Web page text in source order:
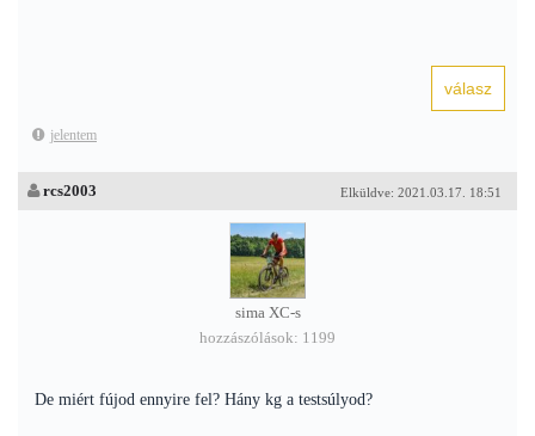
jelentem
Elküldve: 2021.03.17. 18:51
rcs2003
sima XC-s
hozzászólások: 1199
De miért fújod ennyire fel? Hány kg a testsúlyod?